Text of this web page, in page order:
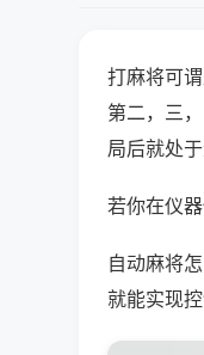
打麻将可
第二，三
局后就处
若你在仪
自动麻将
就能实现